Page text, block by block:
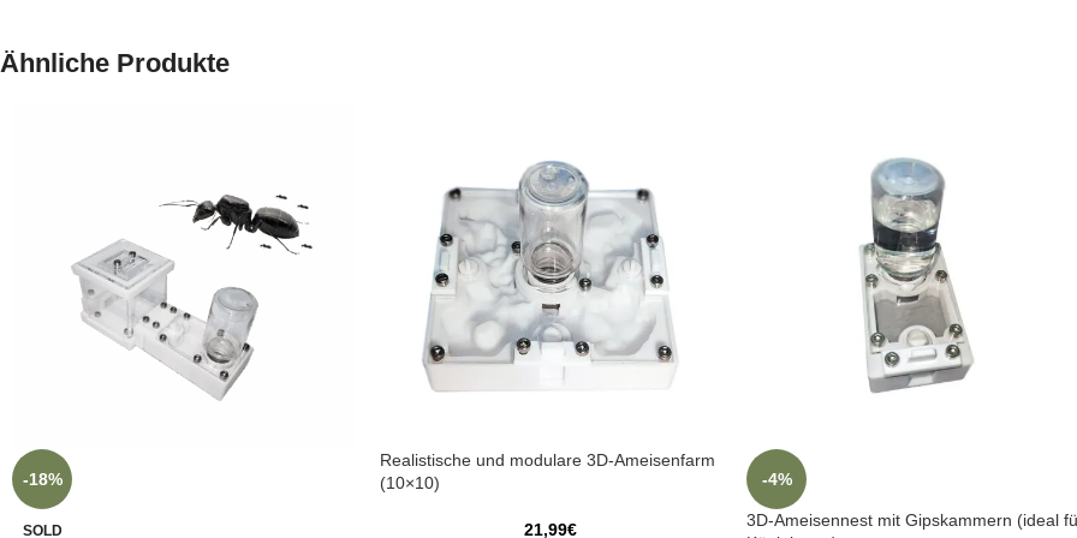
Ähnliche Produkte
-18%
SOLD
Realistische und modulare 3D-Ameisenfarm
(10×10)
21,99€
-4%
3D-Ameisennest mit Gipskammern (ideal